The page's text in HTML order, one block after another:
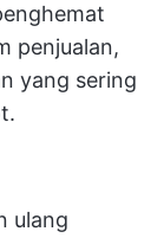
penjualan,
yang sering
ulang